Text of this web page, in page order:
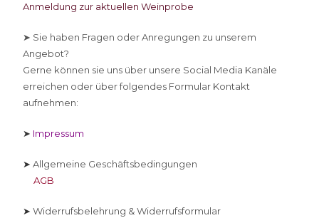
Anmeldung zur aktuellen Weinprobe
➤ Sie haben Fragen oder Anregungen zu unserem
Angebot?
Gerne können sie uns über unsere Social Media Kanäle
erreichen oder über folgendes Formular Kontakt
aufnehmen:
➤ Impressum
➤ Allgemeine Geschäftsbedingungen
AGB
➤Widerrufsbelehrung & Widerrufsformular